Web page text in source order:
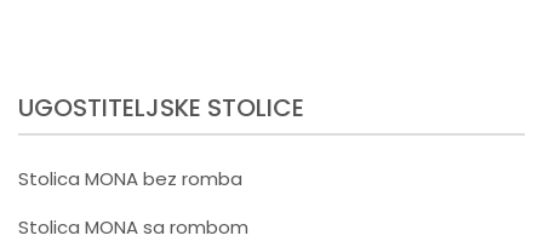
UGOSTITELJSKE STOLICE
Stolica MONA bez romba
Stolica MONA sa rombom